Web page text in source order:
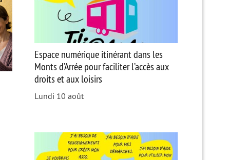
Espace numérique itinérant dans les
Monts d’Arrée pour faciliter l’accès aux
droits et aux loisirs
Lundi 10 août